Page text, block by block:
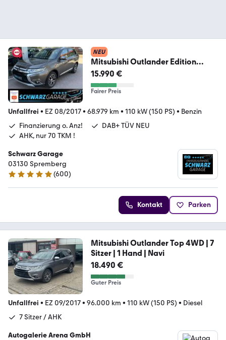
NEU
Mitsubishi Outlander Edition
100*DAB*AHK*wenig KM !
15.990 €
Fairer Preis
Unfallfrei • EZ 08/2017• 68.979 km • 110 kW (150 PS) • Benzin
Finanzierung o. Anz!
DAB+ TÜV NEU
AHK, nur 70 TKM !
Schwarz Garage
03130 Spremberg
4.9 Sterne
(600)
Kontakt Parken
Mitsubishi Outlander Top 4WD | 7
Sitzer | 1 Hand | Navi
18.490 €
Guter Preis
Unfallfrei • EZ 09/2017• 96.000 km • 110 kW (150 PS) • Diesel
7 Sitzer / AHK
Autogalerie Arena GmbH